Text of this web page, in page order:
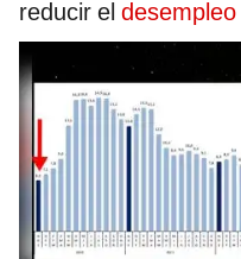
reducir el desempleo